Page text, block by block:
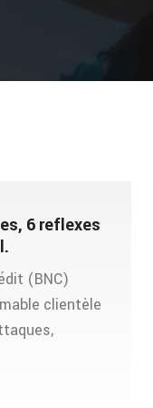
6 reflexes
(BNC)
clientèle